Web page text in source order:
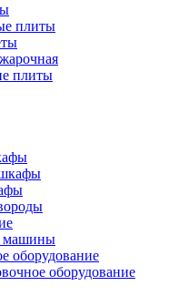
плиты
плиты
машины
оборудование
оборудование